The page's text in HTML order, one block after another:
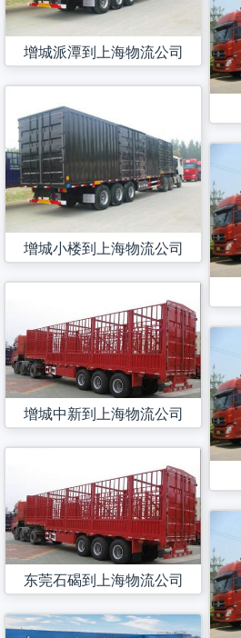
增城派潭到上海物流公司
增城小楼到上海物流公司
增城中新到上海物流公司
东莞石碣到上海物流公司